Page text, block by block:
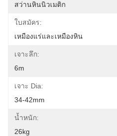
สว่านหินนิวเมติก
ใบสมัคร:
เหมืองแร่และเหมืองหิน
เจาะลึก:
6m
เจาะ Dia:
34-42mm
น้ำหนัก:
26kg